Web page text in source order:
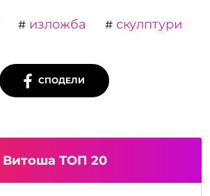
# изложба # скулптури
СПОДЕЛИ
Витоша ТОП 20